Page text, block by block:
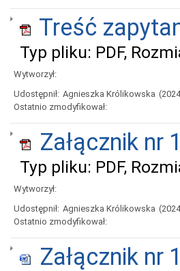
Treść
Typ pliku: PDF,
Wytworzył:
Udostępnił: Agnieszka Królikowska
Ostatnio zmodyfikował:
Załącznik nr
Typ pliku: PDF,
Wytworzył:
Udostępnił: Agnieszka Królikowska
Ostatnio zmodyfikował:
Załącznik nr